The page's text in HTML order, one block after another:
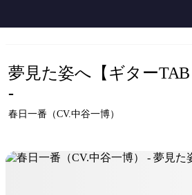
夢見た姿へ【ギター
-
春日一番（CV.中谷一博）